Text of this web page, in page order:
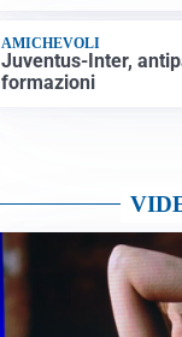
AMICHEVOLI
Juventus-Inter,
formazioni